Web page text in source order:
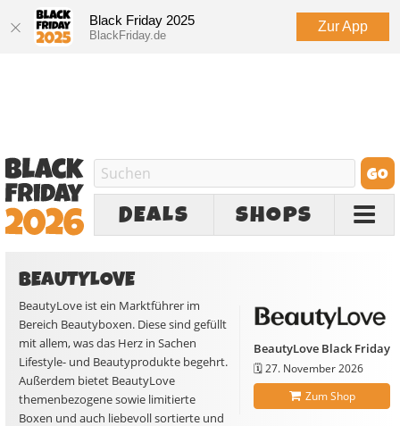
Black Friday 2025
BlackFriday.de
Zur App
DEALS SHOPS
BEAUTYLOVE
BeautyLove Black Friday
🗓️27. November 2026
Zum Shop
BeautyLove ist ein Marktführer im
Bereich Beautyboxen. Diese sind gefüllt
mit allem, was das Herz in Sachen
Lifestyle- und Beautyprodukte begehrt.
Außerdem bietet BeautyLove
themenbezogene sowie limitierte
Boxen und auch liebevoll sortierte und